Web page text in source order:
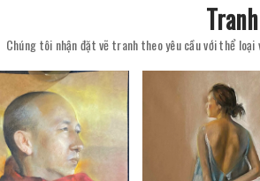
Chúng tôi nhận đặt vẽ tranh theo yêu cầu với thể